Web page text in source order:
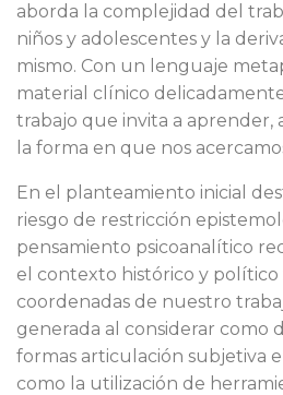
aborda la complejidad del
niños y adolescentes y la
mismo. Con un lenguaje
material clínico
trabajo que invita a aprender,
la forma en que nos
En el planteamiento inicial
riesgo de restricción
pensamiento psicoanalítico
el contexto histórico y
coordenadas de nuestro
generada al considerar como
formas articulación subjetiva
como la utilización de